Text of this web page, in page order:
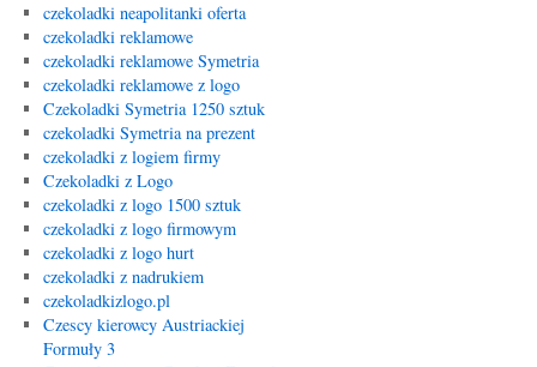
czekoladki neapolitanki oferta
czekoladki reklamowe
czekoladki reklamowe Symetria
czekoladki reklamowe z logo
Czekoladki Symetria 1250 sztuk
czekoladki Symetria na prezent
czekoladki z logiem firmy
Czekoladki z Logo
czekoladki z logo 1500 sztuk
czekoladki z logo firmowym
czekoladki z logo hurt
czekoladki z nadrukiem
czekoladkizlogo.pl
Czescy kierowcy Austriackiej
Formuły 3